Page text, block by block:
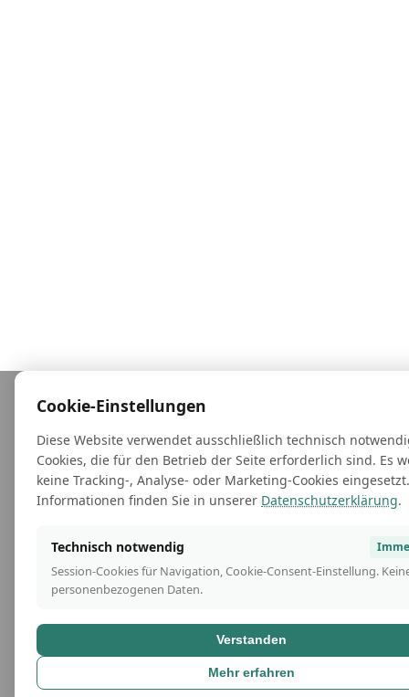
Cookie-Einstellungen
Diese Website verwendet ausschließlich technisch
Cookies, die für den Betrieb der Seite erforderlich sind. Es
keine Tracking-, Analyse- oder Marketing-Cookies
Informationen finden Sie in unserer Datenschutzerklärung.
Technisch notwendig
Session-Cookies für Navigation, Cookie-Consent-Einstellung.
personenbezogenen Daten.
Verstanden
Mehr erfahren